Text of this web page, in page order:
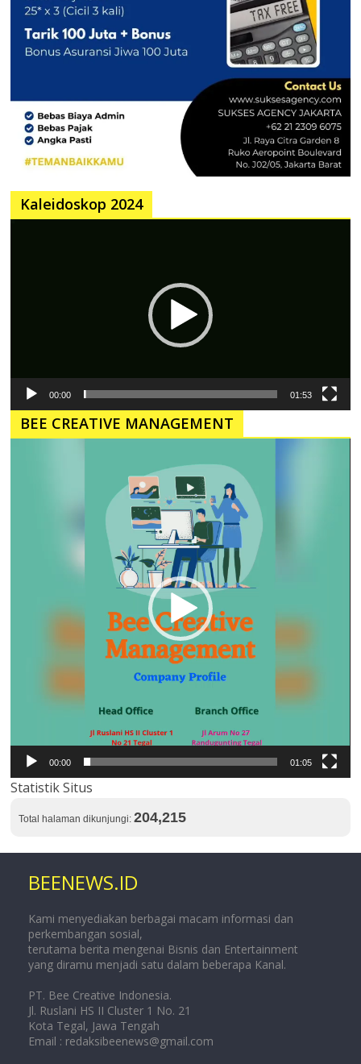
Kaleidoskop 2024
00:00 01:53
BEE CREATIVE MANAGEMENT
00:00 01:05
Statistik Situs
Total halaman dikunjungi:204,215
BEENEWS.ID
Kami menyediakan berbagai macam informasi dan
perkembangan sosial,
terutama berita mengenai Bisnis dan Entertainment
yang diramu menjadi satu dalam beberapa Kanal.
PT. Bee Creative Indonesia.
Jl. Ruslani HS II Cluster 1 No. 21
Kota Tegal, Jawa Tengah
Email : redaksibeenews@gmail.com